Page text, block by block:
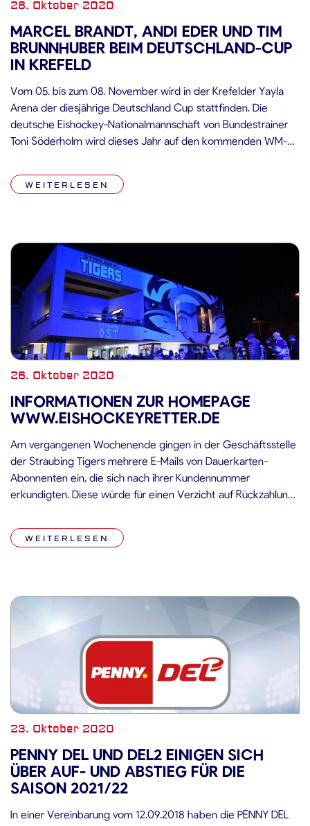
28. Oktober 2020
MARCEL BRANDT, ANDI EDER UND TIM
BRUNNHUBER BEIM DEUTSCHLAND-CUP
IN KREFELD
Vom 05. bis zum 08. November wird in der Krefelder Yayla
Arena der diesjährige Deutschland Cup stattfinden. Die
deutsche Eishockey-Nationalmannschaft von Bundestrainer
Toni Söderholm wird dieses Jahr auf den kommenden WM-
des Top Teams Peking treffen. Nach den coronabedingten
Absagen von Norwegen, der Slowakei, der Schweiz und
WEITERLESEN
26. Oktober 2020
INFORMATIONEN ZUR HOMEPAGE
WWW.EISHOCKEYRETTER.DE
Am vergangenen Wochenende gingen in der Geschäftsstelle
der Straubing Tigers mehrere E-Mails von Dauerkarten-
Abonnenten ein, die sich nach ihrer Kundennummer
erkundigten. Diese würde für einen Verzicht auf Rückzahlung
Homepage www.eishockeyretter.de benötigt werden. Die
Verantwortlichen der Straubing Tigers freuen sich zwar sehr
WEITERLESEN
23. Oktober 2020
PENNY DEL UND DEL2 EINIGEN SICH
ÜBER AUF- UND ABSTIEG FÜR DIE
SAISON 2021/22
In einer Vereinbarung vom 12.09.2018 haben die PENNY DEL